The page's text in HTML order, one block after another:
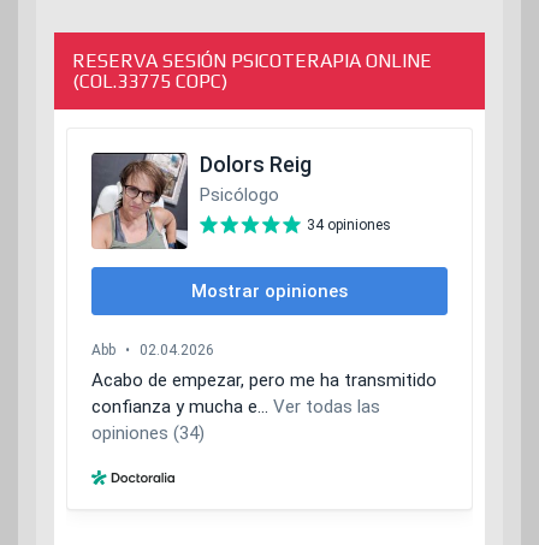
entradas
RESERVA SESIÓN PSICOTERAPIA ONLINE
(COL.33775 COPC)